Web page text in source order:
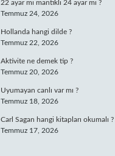
22 ayar mı mantıklı 24 ayar mı ?
Temmuz 24, 2026
Hollanda hangi dilde ?
Temmuz 22, 2026
Aktivite ne demek tip ?
Temmuz 20, 2026
Uyumayan canlı var mı ?
Temmuz 18, 2026
Carl Sagan hangi kitapları okumalı ?
Temmuz 17, 2026